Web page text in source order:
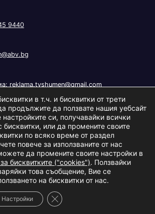
9440
reklama.tvshumen@gmail.com
Шумен.|Изработка: S.I.T Solutions
Ltd.
за ползване
в т.ч. и бисквитки от трети
продължите да ползвате нашия уебсайт
си, получавайки всички
бисквитки, или да промените своите
по всяко време от раздел
повече за използваните от нас
да промените своите настройки в
бисквитките ("cookies"). Ползвайки
това съобщение, Вие се
на бисквитки от нас.
Настройки Close GDPR Cookie Banner